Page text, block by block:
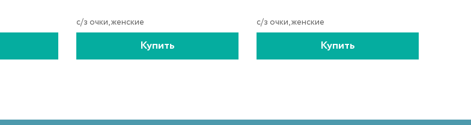
с/з очки, женские
Купить
с/з очки, женские
Купить